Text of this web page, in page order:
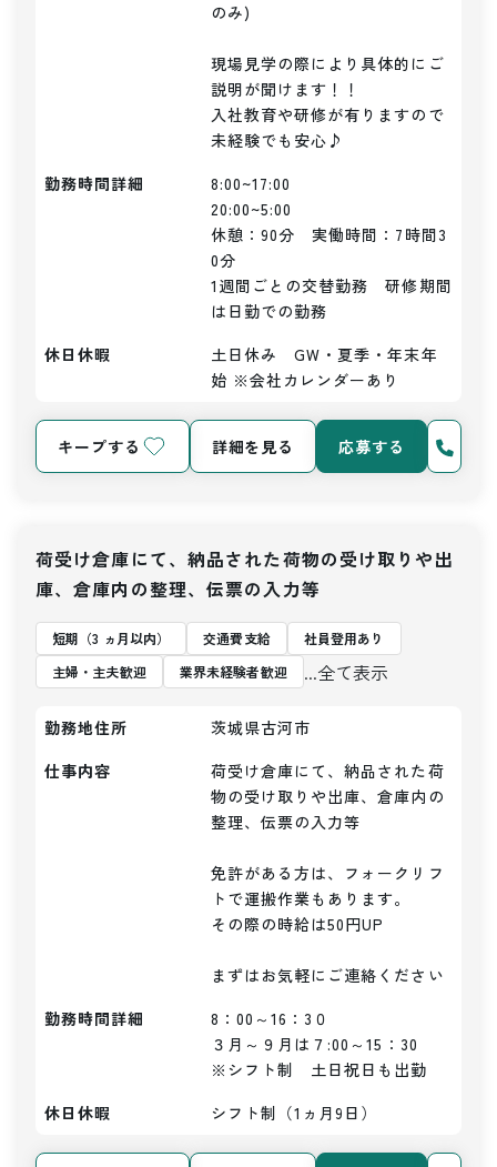
のみ)
現場見学の際により具体的にご
説明が聞けます！！
入社教育や研修が有りますので
未経験でも安心♪
勤務時間詳細
8:00~17:00
20:00~5:00
休憩：90分　実働時間：7時間3
0分
1週間ごとの交替勤務　研修期間
は日勤での勤務
休日休暇
土日休み　GW・夏季・年末年
始 ※会社カレンダーあり
キープする 詳細を見る 応募する
荷受け倉庫にて、納品された荷物の受け取りや出
庫、倉庫内の整理、伝票の入力等
短期（3 ヵ月以内） 交通費支給
社員登用あり
主婦・主夫歓迎
業界未経験者歓迎 ...全て表示
勤務地住所
茨城県古河市
仕事内容
荷受け倉庫にて、納品された荷
物の受け取りや出庫、倉庫内の
整理、伝票の入力等
免許がある方は、フォークリフ
トで運搬作業もあります。
その際の時給は50円UP
まずはお気軽にご連絡ください
勤務時間詳細
8：00～16：3０
３月～９月は７:00～15：30
※シフト制　土日祝日も出勤
休日休暇
シフト制（1ヵ月9日）